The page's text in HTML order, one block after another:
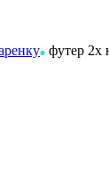
футер 2х